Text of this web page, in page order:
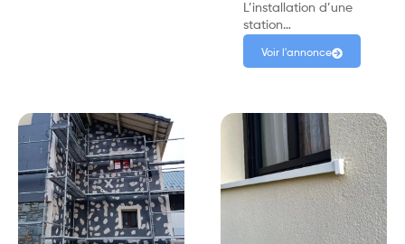
L’installation d’une
station…
Voir l'annonce